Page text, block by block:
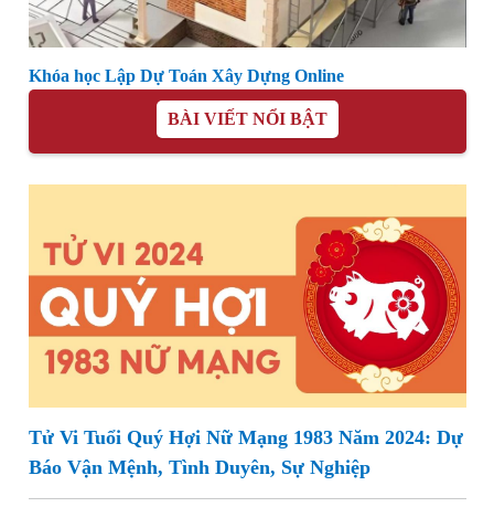
Khóa học Lập Dự Toán Xây Dựng Online
BÀI VIẾT NỔI BẬT
Tử Vi Tuổi Quý Hợi Nữ Mạng 1983 Năm 2024: Dự
Báo Vận Mệnh, Tình Duyên, Sự Nghiệp